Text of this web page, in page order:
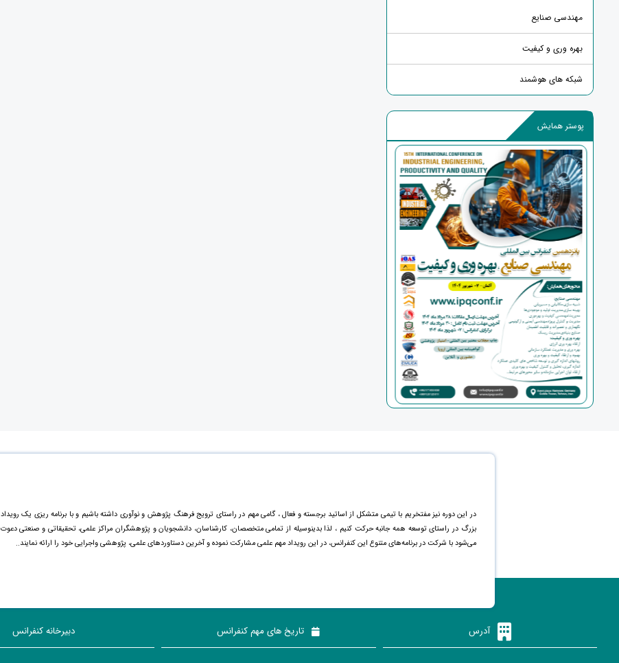
مهندسی صنایع
بهره وری و کیفیت
شبکه های هوشمند
پوستر همایش
در این دوره نیز مفتخریم با تیمی متشکل از اساتید برجسته و فعال ، گامی مهم در راستای ترویج فرهنگ پژوهش و نوآوری داشته باشیم و با برنامه ریزی یک رویداد
بزرگ در راستای توسعه همه جانبه حرکت کنیم ، لذا بدینوسیله از تمامی متخصصان، کارشناسان، دانشجویان و پژوهشگران مراکز علمی، تحقیقاتی و صنعتی دعوت
می‌شود با شرکت در برنامه‌های متنوع این کنفرانس، در این رویداد مهم علمی مشارکت نموده و آخرین دستاورد‌های علمی، پژوهشی واجرایی خود را ارائه نمایند..
آدرس تاریخ های مهم کنفرانس دبیرخانه کنفرانس